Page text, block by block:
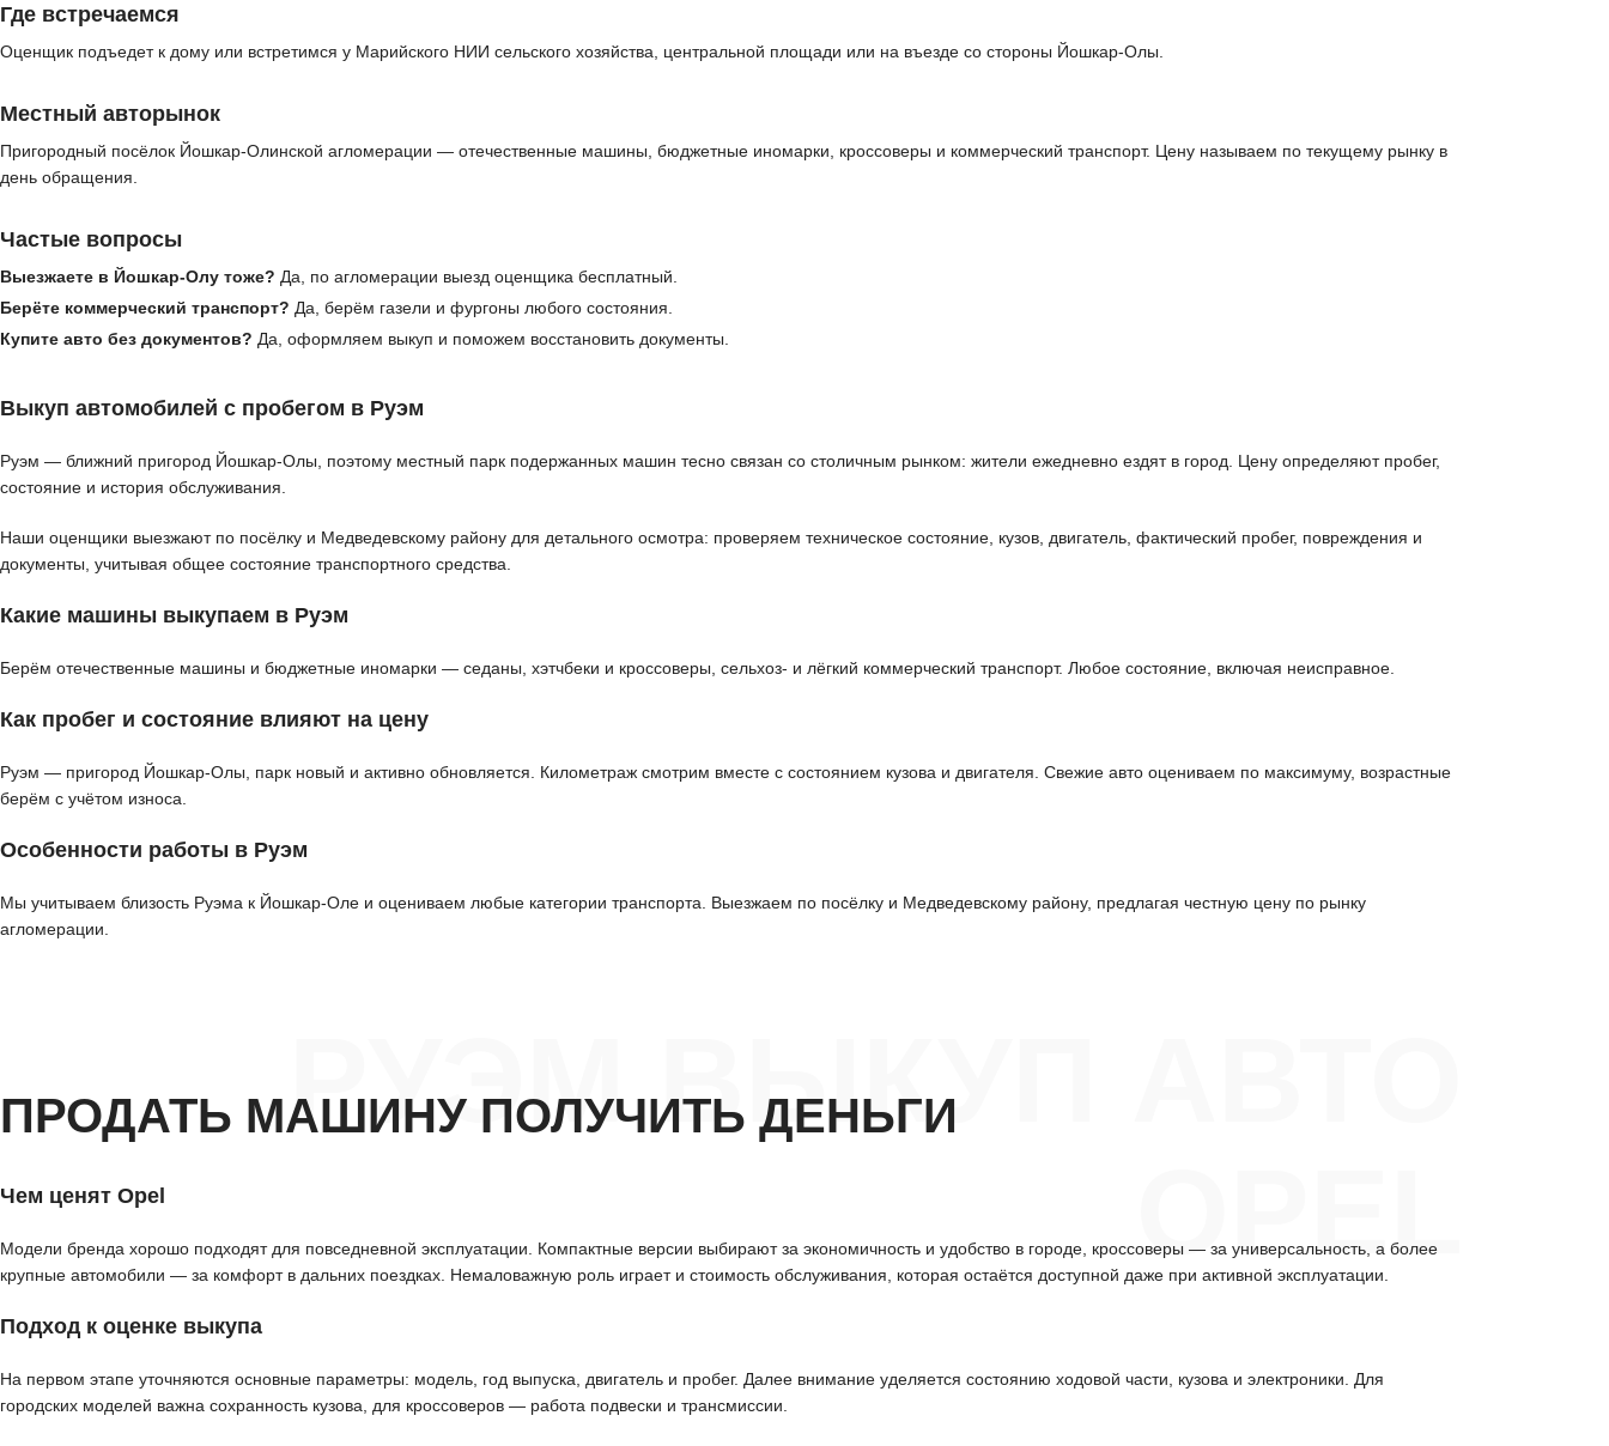
Где встречаемся
Оценщик подъедет к дому или встретимся у Марийского НИИ сельского хозяйства, центральной площади или на въезде со стороны Йошкар-Олы.
Местный авторынок
Пригородный посёлок Йошкар-Олинской агломерации — отечественные машины, бюджетные иномарки, кроссоверы и коммерческий транспорт. Цену называем по текущему рынку в
день обращения.
Частые вопросы
Выезжаете в Йошкар-Олу тоже? Да, по агломерации выезд оценщика бесплатный.
Берёте коммерческий транспорт? Да, берём газели и фургоны любого состояния.
Купите авто без документов? Да, оформляем выкуп и поможем восстановить документы.
Выкуп автомобилей с пробегом в Руэм
Руэм — ближний пригород Йошкар-Олы, поэтому местный парк подержанных машин тесно связан со столичным рынком: жители ежедневно ездят в город. Цену определяют пробег,
состояние и история обслуживания.
Наши оценщики выезжают по посёлку и Медведевскому району для детального осмотра: проверяем техническое состояние, кузов, двигатель, фактический пробег, повреждения и
документы, учитывая общее состояние транспортного средства.
Какие машины выкупаем в Руэм
Берём отечественные машины и бюджетные иномарки — седаны, хэтчбеки и кроссоверы, сельхоз- и лёгкий коммерческий транспорт. Любое состояние, включая неисправное.
Как пробег и состояние влияют на цену
Руэм — пригород Йошкар-Олы, парк новый и активно обновляется. Километраж смотрим вместе с состоянием кузова и двигателя. Свежие авто оцениваем по максимуму, возрастные
берём с учётом износа.
Особенности работы в Руэм
Мы учитываем близость Руэма к Йошкар-Оле и оцениваем любые категории транспорта. Выезжаем по посёлку и Медведевскому району, предлагая честную цену по рынку
агломерации.
РУЭМ ВЫКУП АВТО
OPEL
ПРОДАТЬ МАШИНУ ПОЛУЧИТЬ ДЕНЬГИ
Чем ценят Opel
Модели бренда хорошо подходят для повседневной эксплуатации. Компактные версии выбирают за экономичность и удобство в городе, кроссоверы — за универсальность, а более
крупные автомобили — за комфорт в дальних поездках. Немаловажную роль играет и стоимость обслуживания, которая остаётся доступной даже при активной эксплуатации.
Подход к оценке выкупа
На первом этапе уточняются основные параметры: модель, год выпуска, двигатель и пробег. Далее внимание уделяется состоянию ходовой части, кузова и электроники. Для
городских моделей важна сохранность кузова, для кроссоверов — работа подвески и трансмиссии.